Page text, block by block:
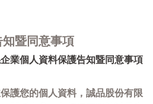
暨同意事項
業個人資料保護告知暨同意事項
護您的個人資料，誠品股份有限